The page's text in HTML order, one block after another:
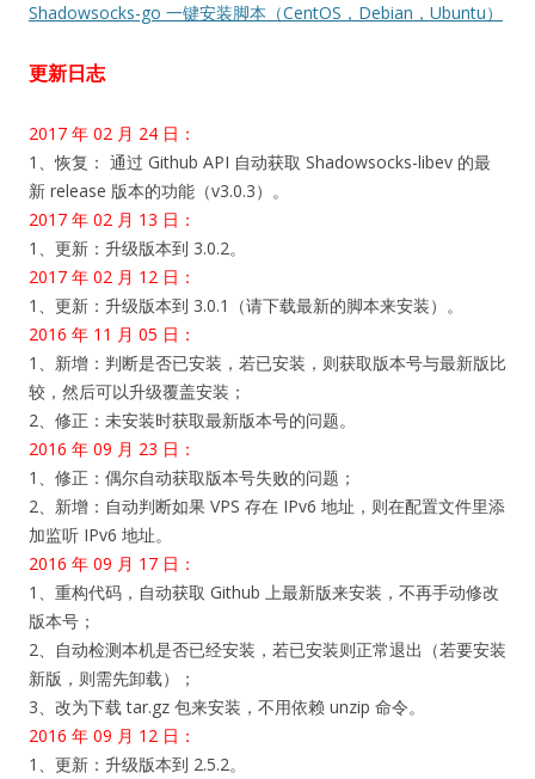
Shadowsocks-go 一键安装脚本（CentOS，Debian，Ubuntu）
更新日志
2017 年 02 月 24 日：
1、恢复： 通过 Github API 自动获取 Shadowsocks-libev 的最
新 release 版本的功能（v3.0.3）。
2017 年 02 月 13 日：
1、更新：升级版本到 3.0.2。
2017 年 02 月 12 日：
1、更新：升级版本到 3.0.1（请下载最新的脚本来安装）。
2016 年 11 月 05 日：
1、新增：判断是否已安装，若已安装，则获取版本号与最新版比
较，然后可以升级覆盖安装；
2、修正：未安装时获取最新版本号的问题。
2016 年 09 月 23 日：
1、修正：偶尔自动获取版本号失败的问题；
2、新增：自动判断如果 VPS 存在 IPv6 地址，则在配置文件里添
加监听 IPv6 地址。
2016 年 09 月 17 日：
1、重构代码，自动获取 Github 上最新版来安装，不再手动修改
版本号；
2、自动检测本机是否已经安装，若已安装则正常退出（若要安装
新版，则需先卸载）；
3、改为下载 tar.gz 包来安装，不用依赖 unzip 命令。
2016 年 09 月 12 日：
1、更新：升级版本到 2.5.2。